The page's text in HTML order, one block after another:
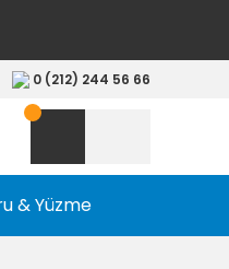
0 (212) 244 56 66
& Yüzme